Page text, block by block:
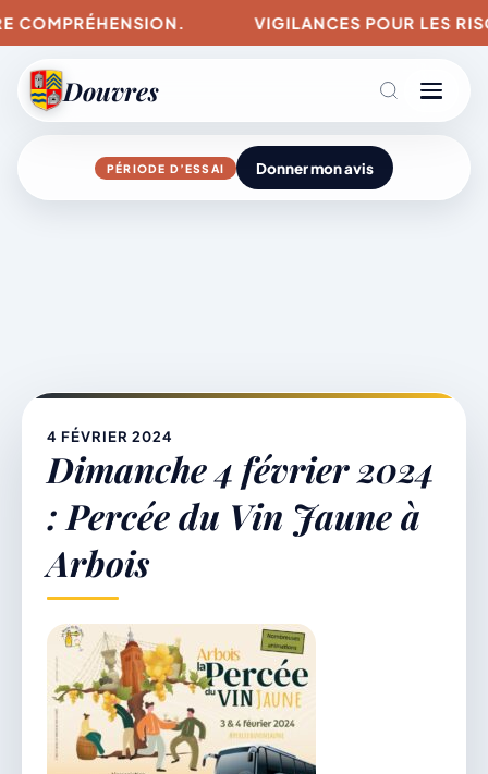
VIGILANCES POUR LES
Douvres
Agenda
Mairie & Vie municipale
Démarches & Vie pratique
Vie locale & Associations
PÉRIODE D’ESSAI Donner mon avis
4 FÉVRIER 2024
Dimanche 4 février 2024
: Percée du Vin Jaune à
Arbois